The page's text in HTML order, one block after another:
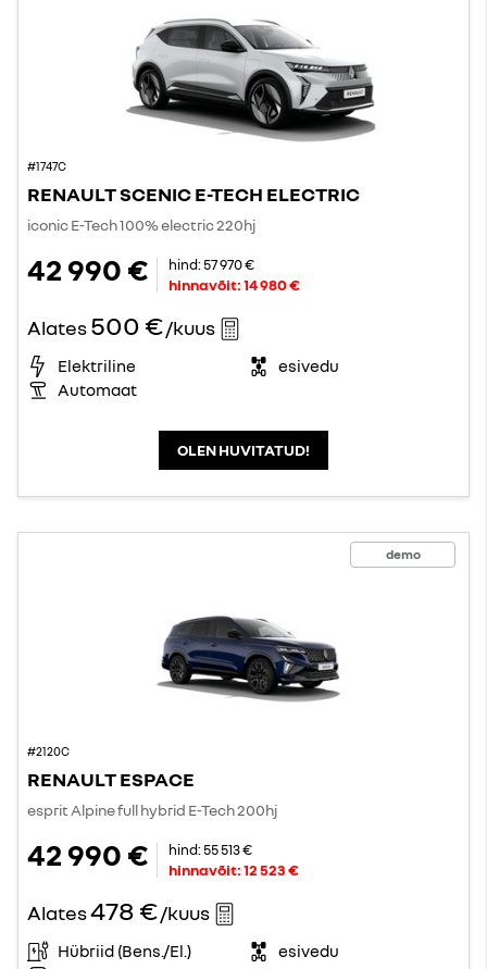
#1747C
RENAULT SCENIC E-TECH ELECTRIC
iconic E-Tech 100% electric 220hj
42 990 € hind:57 970 €
hinnavõit:14 980 €
Alates500 €/kuus
Elektriline
esivedu
Automaat
OLEN HUVITATUD!
demo
#2120C
RENAULT ESPACE
esprit Alpine full hybrid E-Tech 200hj
42 990 € hind:55 513 €
hinnavõit:12 523 €
Alates478 €/kuus
Hübriid (Bens./El.)
esivedu